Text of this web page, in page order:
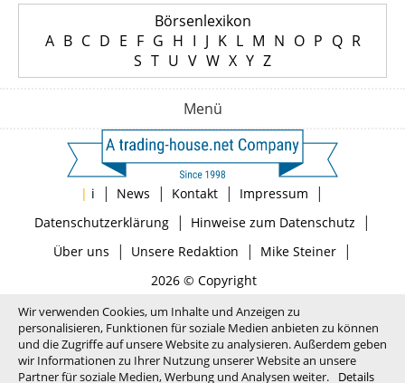
Börsenlexikon
A B C D E F G H I J K L M N O P Q R
S T U V W X Y Z
Menü
| i | News | Kontakt | Impressum |
Datenschutzerklärung| Hinweise zum Datenschutz |
Über uns | Unsere Redaktion | Mike Steiner|
2026 © Copyright
Wir verwenden Cookies, um Inhalte und Anzeigen zu
personalisieren, Funktionen für soziale Medien anbieten zu können
und die Zugriffe auf unsere Website zu analysieren. Außerdem geben
wir Informationen zu Ihrer Nutzung unserer Website an unsere
Partner für soziale Medien, Werbung und Analysen weiter.
Details